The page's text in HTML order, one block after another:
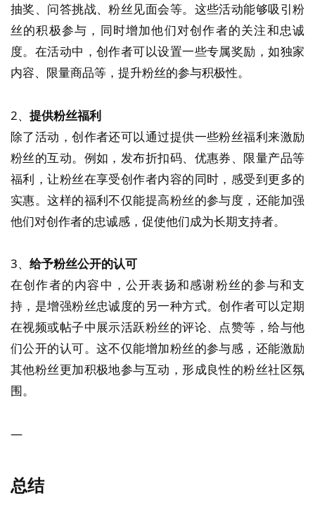
抽奖、问答挑战、粉丝见面会等。这些活动能够吸引粉
丝的积极参与，同时增加他们对创作者的关注和忠诚
度。在活动中，创作者可以设置一些专属奖励，如独家
内容、限量商品等，提升粉丝的参与积极性。
2、 提供粉丝福利
除了活动，创作者还可以通过提供一些粉丝福利来激励
粉丝的互动。例如，发布折扣码、优惠券、限量产品等
福利，让粉丝在享受创作者内容的同时，感受到更多的
实惠。这样的福利不仅能提高粉丝的参与度，还能加强
他们对创作者的忠诚感，促使他们成为长期支持者。
3、 给予粉丝公开的认可
在创作者的内容中，公开表扬和感谢粉丝的参与和支
持，是增强粉丝忠诚度的另一种方式。创作者可以定期
在视频或帖子中展示活跃粉丝的评论、点赞等，给与他
们公开的认可。这不仅能增加粉丝的参与感，还能激励
其他粉丝更加积极地参与互动，形成良性的粉丝社区氛
围。
—
总结